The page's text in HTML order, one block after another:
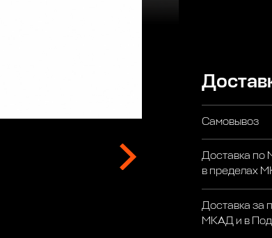
Самовывоз
Доставка по
в пределах
Доставка за
МКАД и в